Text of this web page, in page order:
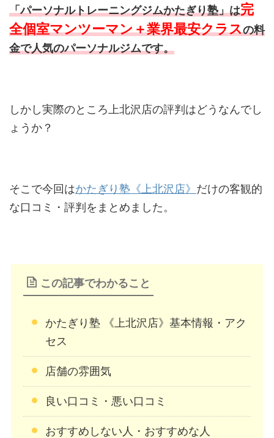
「パーソナルトレーニングジムかたぎり塾」は完
全個室マンツーマン＋業界最安クラスの料
金で人気のパーソナルジムです。
しかし実際のところ上北沢店の評判はどうなんでし
ょうか？
そこで今回はかたぎり塾《上北沢店》 だけの客観的
な口コミ・評判をまとめました。
この記事でわかること
かたぎり塾 《上北沢店》基本情報・アク
セス
店舗の雰囲気
良い口コミ・悪い口コミ
おすすめしない人・おすすめな人